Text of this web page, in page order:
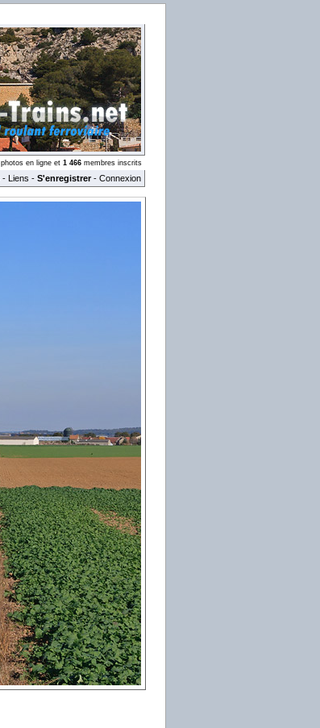
photos en ligne et 1 466 membres inscrits
- Liens - S'enregistrer- Connexion